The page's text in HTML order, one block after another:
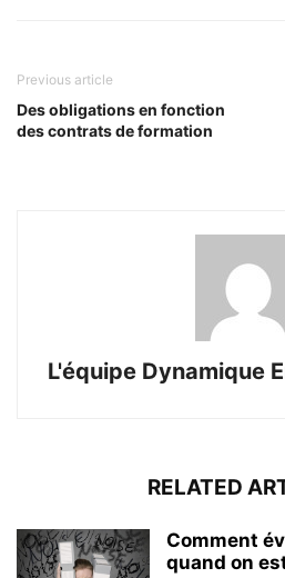
Previous article
Des obligations en fonction
des contrats de formation
L'équipe Dynamique
RELATED
Comment
quand on